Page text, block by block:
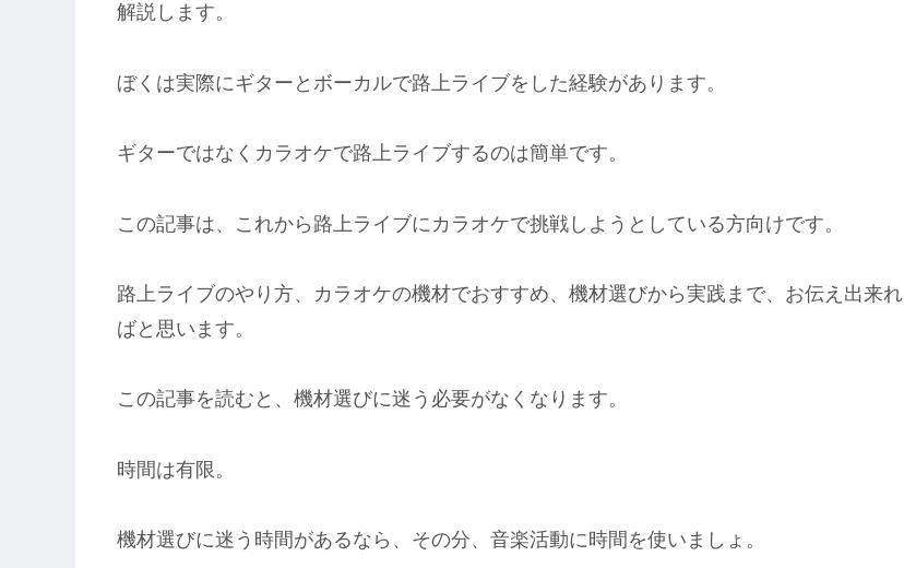
解説します。
ぼくは実際にギターとボーカルで路上ライブをした経験があります。
ギターではなくカラオケで路上ライブするのは簡単です。
この記事は、これから路上ライブにカラオケで挑戦しようとしている方向けです。
路上ライブのやり方、カラオケの機材でおすすめ、機材選びから実践まで、お伝え出来れ
ばと思います。
この記事を読むと、機材選びに迷う必要がなくなります。
時間は有限。
機材選びに迷う時間があるなら、その分、音楽活動に時間を使いましょ。